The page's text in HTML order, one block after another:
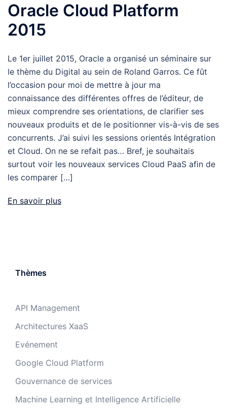
Oracle Cloud Platform
2015
Le 1er juillet 2015, Oracle a organisé un séminaire sur
le thème du Digital au sein de Roland Garros. Ce fût
l’occasion pour moi de mettre à jour ma
connaissance des différentes offres de l’éditeur, de
mieux comprendre ses orientations, de clarifier ses
nouveaux produits et de le positionner vis-à-vis de ses
concurrents. J’ai suivi les sessions orientés Intégration
et Cloud. On ne se refait pas… Bref, je souhaitais
surtout voir les nouveaux services Cloud PaaS afin de
les comparer […]
En savoir plus
Thèmes
API Management
Architectures XaaS
Evénement
Google Cloud Platform
Gouvernance de services
Machine Learning et Intelligence Artificielle